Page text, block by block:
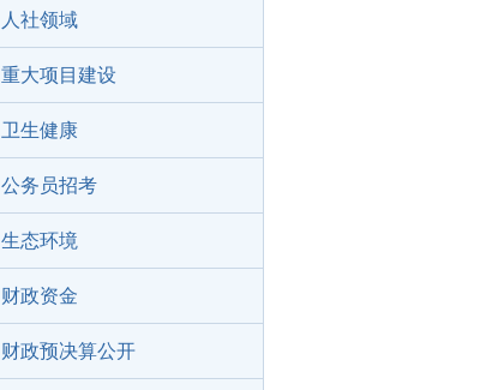
人社领域
重大项目建设
卫生健康
公务员招考
生态环境
财政资金
财政预决算公开